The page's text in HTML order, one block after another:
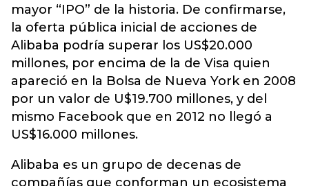
mayor “IPO” de la historia. De confirmarse,
la oferta pública inicial de acciones de
Alibaba podría superar los US$20.000
millones, por encima de la de Visa quien
apareció en la Bolsa de Nueva York en 2008
por un valor de U$19.700 millones, y del
mismo Facebook que en 2012 no llegó a
US$16.000 millones.
Alibaba es un grupo de decenas de
compañías que conforman un ecosistema